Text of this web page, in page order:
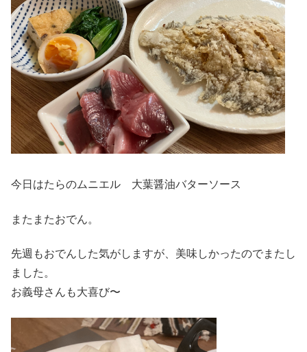
今日はたらのムニエル 大葉醤油バターソース
またまたおでん。
先週もおでんした気がしますが、美味しかったのでまたし
ました。
お義母さんも大喜び〜